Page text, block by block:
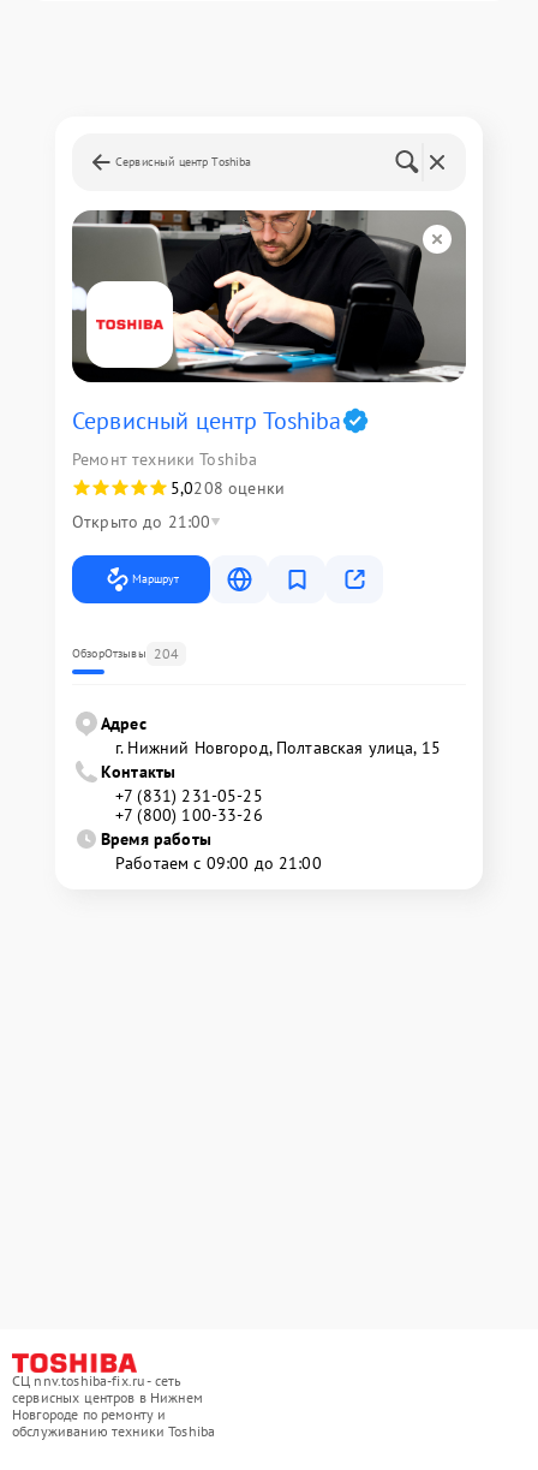
Сервисный центр Toshiba
Сервисный центр Toshiba
Ремонт техники Toshiba
5,0208 оценки
Открыто до 21:00
Маршрут
ОбзорОтзывы 204
Адрес
г. Нижний Новгород, Полтавская улица, 15
Контакты
+7 (831) 231-05-25
+7 (800) 100-33-26
Время работы
Работаем с 09:00 до 21:00
СЦ nnv.toshiba-fix.ru - сеть
сервисных центров в Нижнем
Новгороде по ремонту и
обслуживанию техники Toshiba